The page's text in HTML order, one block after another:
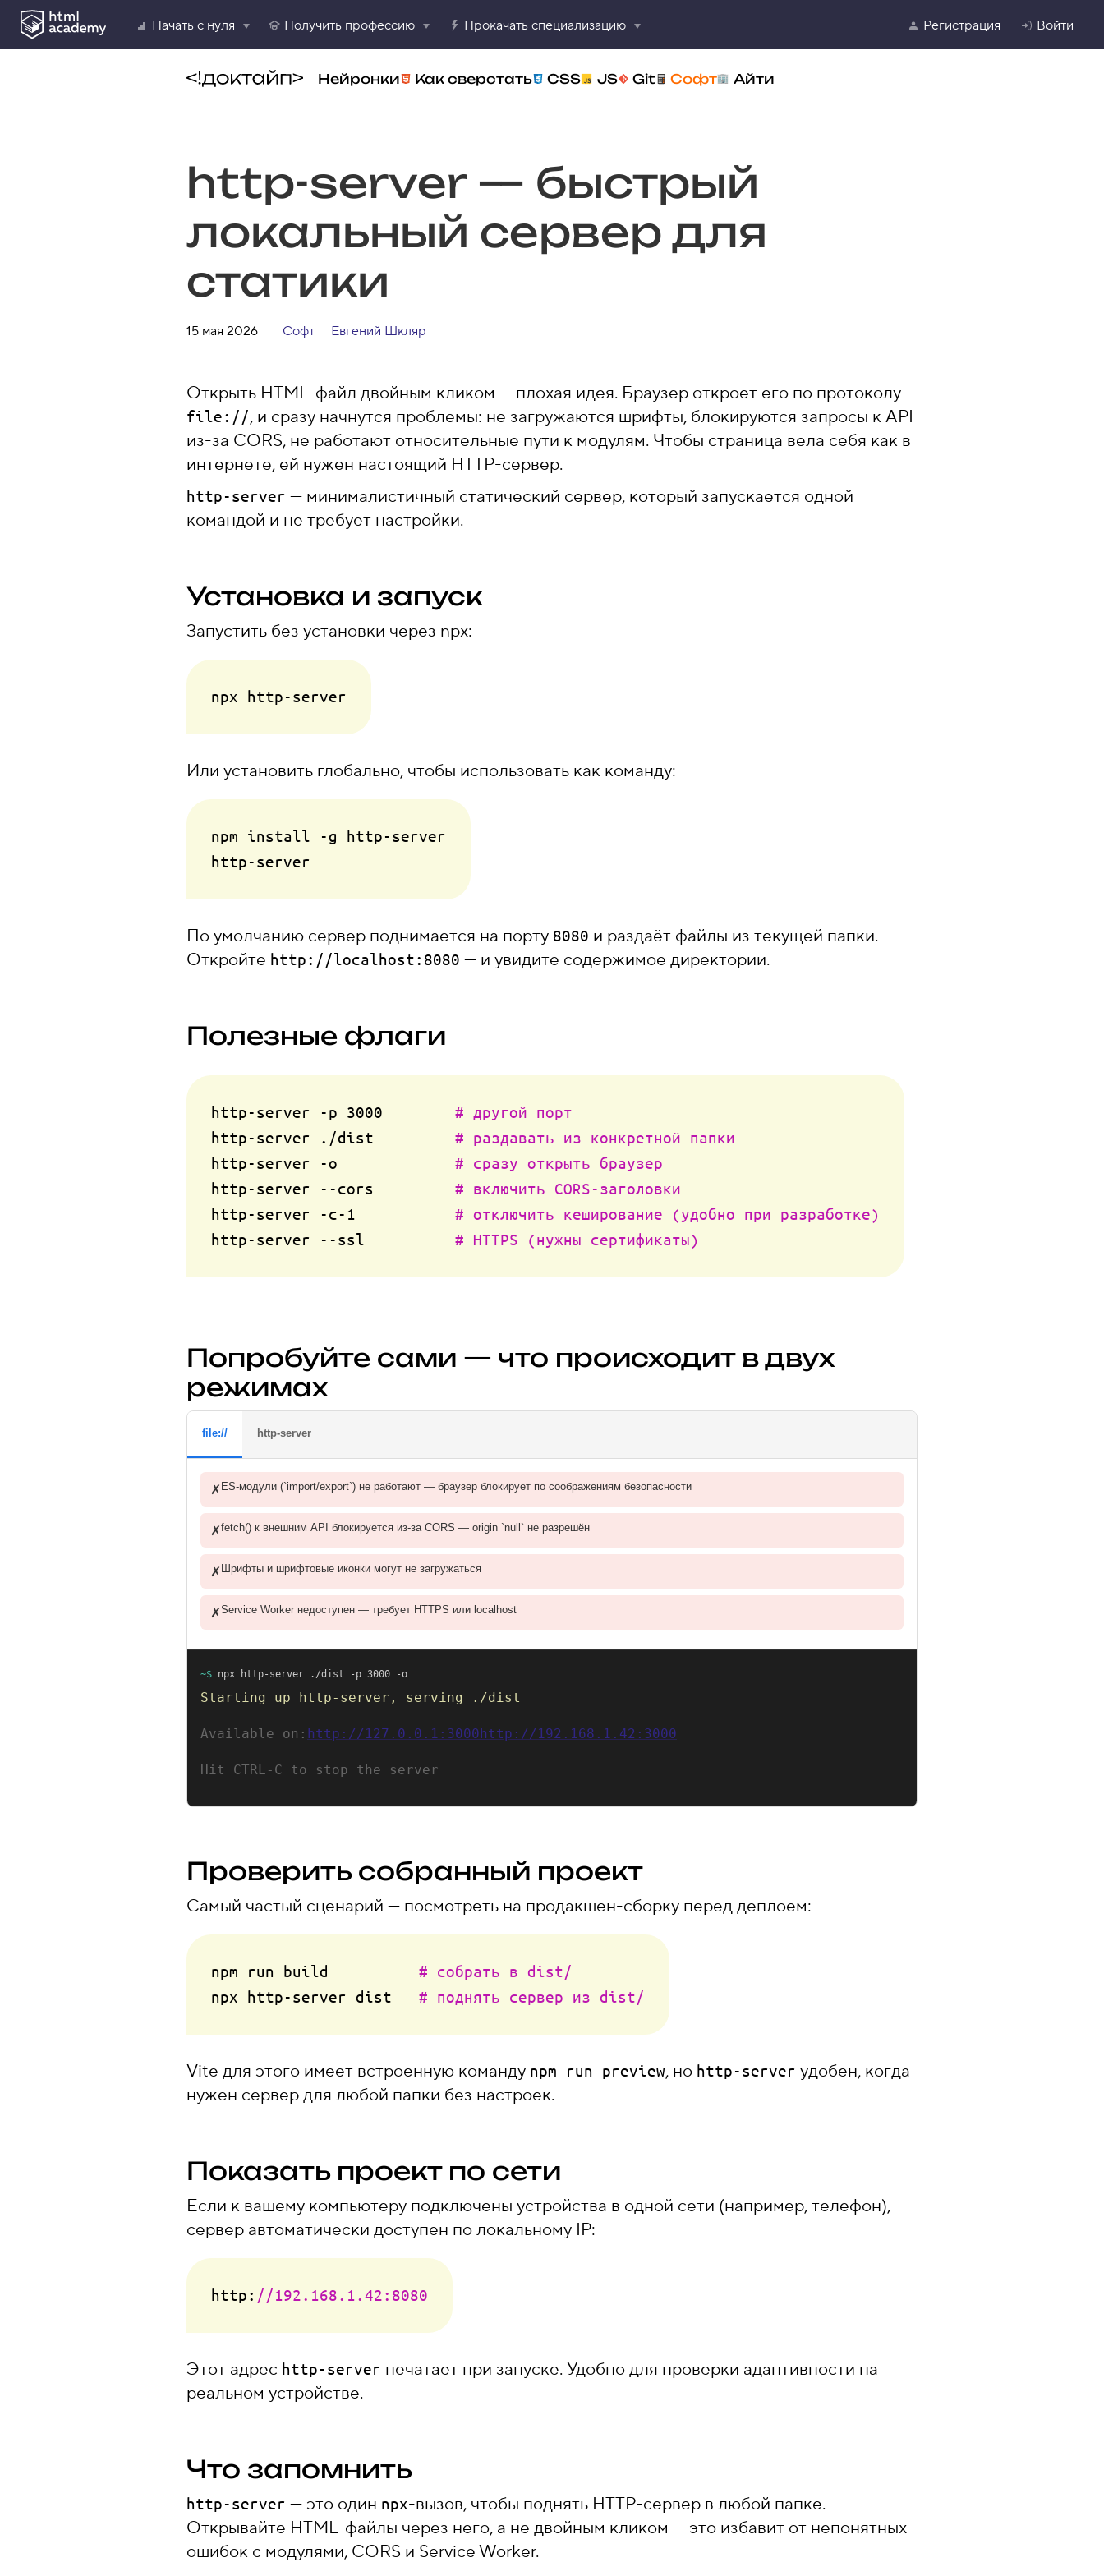
Начать с нуля Получить профессию Прокачать специализацию Регистрация Войти
Нейронки Как сверстать CSS JS Git Софт Айти
http-server — быстрый
локальный сервер для
статики
15 мая 2026 Софт Евгений Шкляр
Открыть HTML-файл двойным кликом — плохая идея. Браузер откроет его по протоколу
file://, и сразу начнутся проблемы: не загружаются шрифты, блокируются запросы к API
из-за CORS, не работают относительные пути к модулям. Чтобы страница вела себя как в
интернете, ей нужен настоящий HTTP-сервер.
http-server — минималистичный статический сервер, который запускается одной
командой и не требует настройки.
Установка и запуск
Запустить без установки через npx:
Или установить глобально, чтобы использовать как команду:
npm install -g http-server
По умолчанию сервер поднимается на порту 8080 и раздаёт файлы из текущей папки.
Откройте http://localhost:8080 — и увидите содержимое директории.
Полезные флаги
http-server -p 3000 # другой порт
http-server ./dist # раздавать из конкретной папки
http-server -o # сразу открыть браузер
http-server --cors # включить CORS-заголовки
http-server -c-1 # отключить кеширование (удобно при разработке)
http-server --ssl # HTTPS (нужны сертификаты)
Попробуйте сами — что происходит в двух
режимах
file:// http-server
✗ ES-модули (`import/export`) не работают — браузер блокирует по соображениям безопасности
✗fetch() к внешним API блокируется из-за CORS — origin `null` не разрешён
✗ Шрифты и шрифтовые иконки могут не загружаться
✗Service Worker недоступен — требует HTTPS или localhost
~$ npx http-server ./dist -p 3000 -o
Starting up http-server, serving ./dist
Available on: http://127.0.0.1:3000http://192.168.1.42:3000
Hit CTRL-C to stop the server
Проверить собранный проект
Самый частый сценарий — посмотреть на продакшен-сборку перед деплоем:
npm run build # собрать в dist/
npx http-server dist # поднять сервер из dist/
Vite для этого имеет встроенную команду npm run preview, но http-server удобен, когда
нужен сервер для любой папки без настроек.
Показать проект по сети
Если к вашему компьютеру подключены устройства в одной сети (например, телефон),
сервер автоматически доступен по локальному IP:
http: //192.168.1.42:8080
Этот адрес http-server печатает при запуске. Удобно для проверки адаптивности на
реальном устройстве.
Что запомнить
http-server — это один npx-вызов, чтобы поднять HTTP-сервер в любой папке.
Открывайте HTML-файлы через него, а не двойным кликом — это избавит от непонятных
ошибок с модулями, CORS и Service Worker.